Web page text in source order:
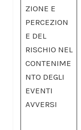
ZIONE E
PERCEZION
E DEL
RISCHIO NEL
CONTENIME
NTO DEGLI
EVENTI
AVVERSI